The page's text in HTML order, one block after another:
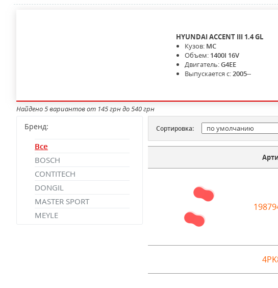
HYUNDAIACCENT III 1.4 GL
Кузов: MC
Объем: 1400I 16V
Двигатель:G4EE
Выпускается с:2005--
Найдено 5 вариантов от 145 грн до 540 грн
Бренд:
Все
BOSCH
CONTITECH
DONGIL
MASTER SPORT
MEYLE
Сортировка: